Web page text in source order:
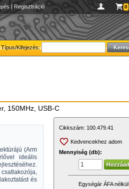
| Regisztráció 0
Típus/Kifejezés:
150MHz, USB-C
(Arm
ideális
és
Cikkszám: 100.479.41
Kedvencekhez adom
Mennyiség (db):
Egységár ÁFA nélkül